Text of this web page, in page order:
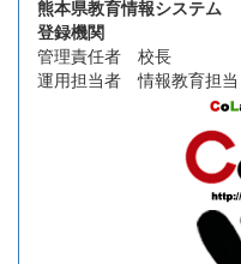
熊本県教育情報システム
登録機関
管理責任者 校長
運用担当者 情報教育担当